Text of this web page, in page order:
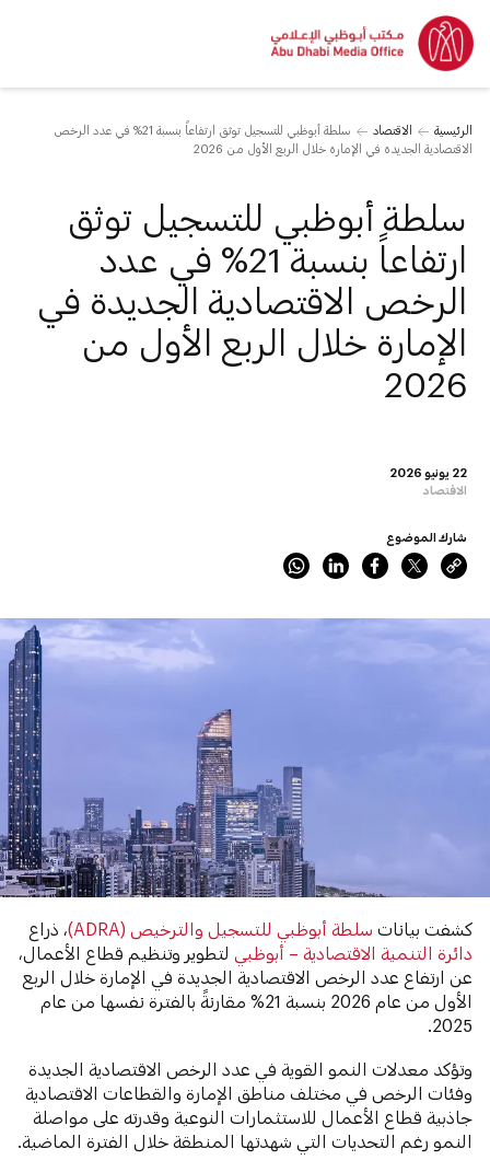
الرئيسية الاقتصاد
سلطة أبوظبي للتسجيل توثق ارتفاعاً بنسبة 21% في عدد الرخص
الاقتصادية الجديدة في الإمارة خلال الربع الأول من 2026
22 يونيو 2026
الاقتصاد
سلطة أبوظبي للتسجيل توثق
ارتفاعاً بنسبة 21% في عدد
الرخص الاقتصادية الجديدة في
الإمارة خلال الربع الأول من
2026
شارك الموضوع
كشفت بياناتسلطة أبوظبي للتسجيل والترخيص (ADRA)
، ذراع
دائرة التنمية الاقتصادية – أبوظبي لتطوير وتنظيم قطاع الأعمال،
عن ارتفاع عدد الرخص الاقتصادية الجديدة في الإمارة خلال الربع
الأول من عام 2026 بنسبة 21% مقارنةً بالفترة نفسها من عام
2025.
وتؤكد معدلات النمو القوية في عدد الرخص الاقتصادية الجديدة
وفئات الرخص في مختلف مناطق الإمارة والقطاعات الاقتصادية
جاذبية قطاع الأعمال للاستثمارات النوعية وقدرته على مواصلة
النمو رغم التحديات التي شهدتها المنطقة خلال الفترة الماضية.